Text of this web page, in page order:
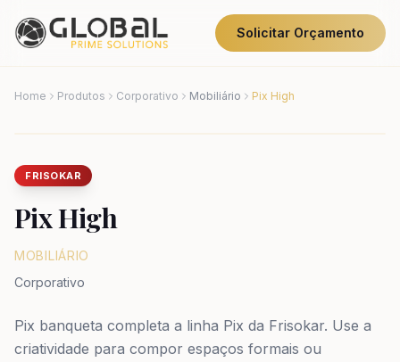
Solicitar Orçamento
Home Produtos Corporativo Mobiliário Pix High
FRISOKAR
Pix High
MOBILIÁRIO
Corporativo
Pix banqueta completa a linha Pix da Frisokar. Use a
criatividade para compor espaços formais ou